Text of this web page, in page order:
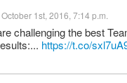
1st, 2016, 7:14 p.m.
challenging the best
https://t.co/